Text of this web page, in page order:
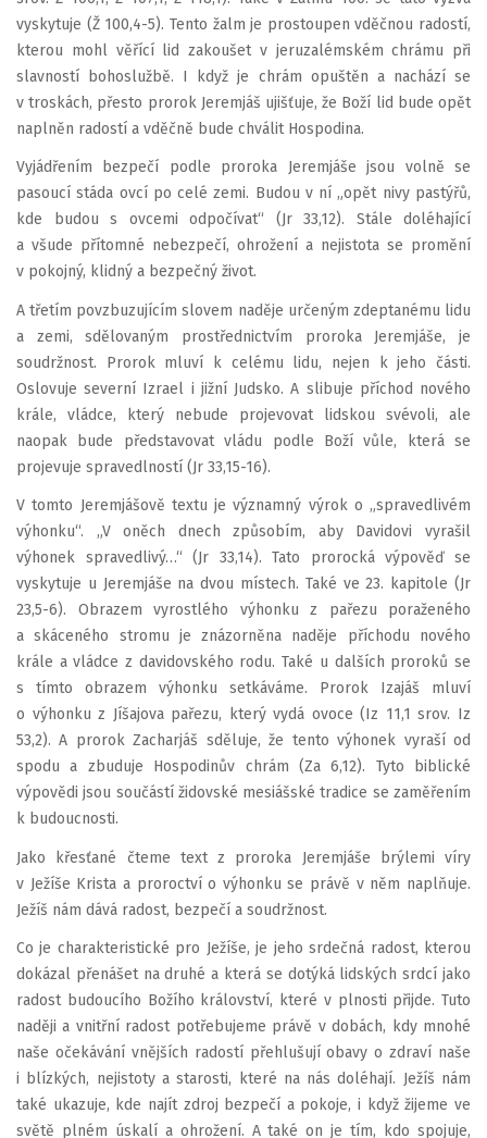
vyskytuje (Ž 100,4-5). Tento žalm je prostoupen vděčnou radostí,
kterou mohl věřící lid zakoušet v jeruzalémském chrámu při
slavností bohoslužbě. I když je chrám opuštěn a nachází se
v troskách, přesto prorok Jeremjáš ujišťuje, že Boží lid bude opět
naplněn radostí a vděčně bude chválit Hospodina.
Vyjádřením bezpečí podle proroka Jeremjáše jsou volně se
pasoucí stáda ovcí po celé zemi. Budou v ní „opět nivy pastýřů,
kde budou s ovcemi odpočívat“ (Jr 33,12). Stále doléhající
a všude přítomné nebezpečí, ohrožení a nejistota se promění
v pokojný, klidný a bezpečný život.
A třetím povzbuzujícím slovem naděje určeným zdeptanému lidu
a zemi, sdělovaným prostřednictvím proroka Jeremjáše, je
soudržnost. Prorok mluví k celému lidu, nejen k jeho části.
Oslovuje severní Izrael i jižní Judsko. A slibuje příchod nového
krále, vládce, který nebude projevovat lidskou svévoli, ale
naopak bude představovat vládu podle Boží vůle, která se
projevuje spravedlností (Jr 33,15-16).
V tomto Jeremjášově textu je významný výrok o „spravedlivém
výhonku“. „V oněch dnech způsobím, aby Davidovi vyrašil
výhonek spravedlivý…“ (Jr 33,14). Tato prorocká výpověď se
vyskytuje u Jeremjáše na dvou místech. Také ve 23. kapitole (Jr
23,5-6). Obrazem vyrostlého výhonku z pařezu poraženého
a skáceného stromu je znázorněna naděje příchodu nového
krále a vládce z davidovského rodu. Také u dalších proroků se
s tímto obrazem výhonku setkáváme. Prorok Izajáš mluví
o výhonku z Jíšajova pařezu, který vydá ovoce (Iz 11,1 srov. Iz
53,2). A prorok Zacharjáš sděluje, že tento výhonek vyraší od
spodu a zbuduje Hospodinův chrám (Za 6,12). Tyto biblické
výpovědi jsou součástí židovské mesiášské tradice se zaměřením
k budoucnosti.
Jako křesťané čteme text z proroka Jeremjáše brýlemi víry
v Ježíše Krista a proroctví o výhonku se právě v něm naplňuje.
Ježíš nám dává radost, bezpečí a soudržnost.
Co je charakteristické pro Ježíše, je jeho srdečná radost, kterou
dokázal přenášet na druhé a která se dotýká lidských srdcí jako
radost budoucího Božího království, které v plnosti přijde. Tuto
naději a vnitřní radost potřebujeme právě v dobách, kdy mnohé
naše očekávání vnějších radostí přehlušují obavy o zdraví naše
i blízkých, nejistoty a starosti, které na nás doléhají. Ježíš nám
také ukazuje, kde najít zdroj bezpečí a pokoje, i když žijeme ve
světě plném úskalí a ohrožení. A také on je tím, kdo spojuje,